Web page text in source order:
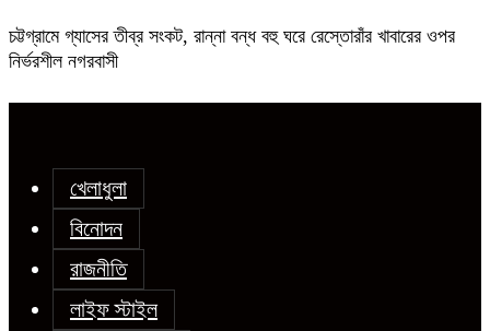
চট্টগ্রামে গ্যাসের তীব্র সংকট, রান্না বন্ধ বহু ঘরে রেস্তোরাঁর খাবারের ওপর
নির্ভরশীল নগরবাসী
খেলাধুলা
বিনোদন
রাজনীতি
লাইফ স্টাইল